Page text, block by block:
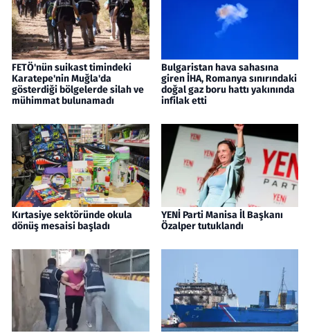
FETÖ'nün suikast timindeki
Karatepe'nin Muğla'da
gösterdiği bölgelerde silah ve
mühimmat bulunamadı
Bulgaristan hava sahasına
giren İHA, Romanya sınırındaki
doğal gaz boru hattı yakınında
infilak etti
Kırtasiye sektöründe okula
dönüş mesaisi başladı
YENİ Parti Manisa İl Başkanı
Özalper tutuklandı